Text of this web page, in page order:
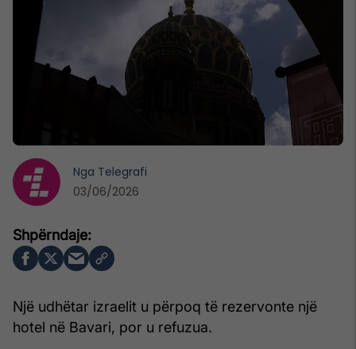
Një udhëtar izraelit u përpoq të rezervonte një
hotel në Bavari, por u refuzua.
Nga Telegrafi
03/06/2026